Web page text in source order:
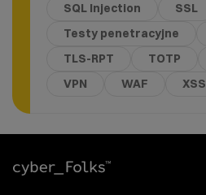
SQL Injection
SSL
Testy penetracyjne
TLS-RPT
TOTP
VPN
WAF XSS